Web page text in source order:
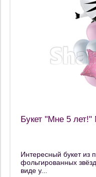
Букет "Мне 5
Интересный букет из
фольгированных
виде у...